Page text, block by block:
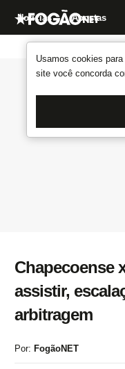
Usamos cookies
site você concorda
Notícias Apostas
Chapecoense
assistir,
arbitragem
Por: FogãoNET